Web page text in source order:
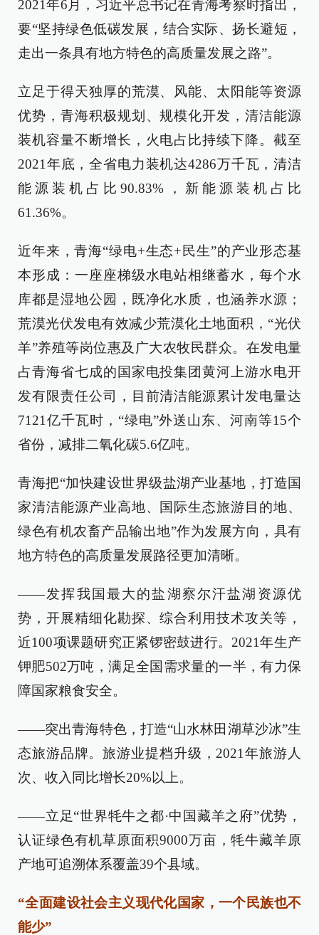
2021年6月，习近平总书记在青海考察时指出，
要“坚持绿色低碳发展，结合实际、扬长避短，
走出一条具有地方特色的高质量发展之路”。
立足于得天独厚的荒漠、风能、太阳能等资源
优势，青海积极规划、规模化开发，清洁能源
装机容量不断增长，火电占比持续下降。截至
2021年底，全省电力装机达4286万千瓦，清洁
能源装机占比90.83%，新能源装机占比
61.36%。
近年来，青海“绿电+生态+民生”的产业形态基
本形成：一座座梯级水电站相继蓄水，每个水
库都是湿地公园，既净化水质，也涵养水源；
荒漠光伏发电有效减少荒漠化土地面积，“光伏
羊”养殖等岗位惠及广大农牧民群众。在发电量
占青海省七成的国家电投集团黄河上游水电开
发有限责任公司，目前清洁能源累计发电量达
7121亿千瓦时，“绿电”外送山东、河南等15个
省份，减排二氧化碳5.6亿吨。
青海把“加快建设世界级盐湖产业基地，打造国
家清洁能源产业高地、国际生态旅游目的地、
绿色有机农畜产品输出地”作为发展方向，具有
地方特色的高质量发展路径更加清晰。
——发挥我国最大的盐湖察尔汗盐湖资源优
势，开展精细化勘探、综合利用技术攻关等，
近100项课题研究正紧锣密鼓进行。2021年生产
钾肥502万吨，满足全国需求量的一半，有力保
障国家粮食安全。
——突出青海特色，打造“山水林田湖草沙冰”生
态旅游品牌。旅游业提档升级，2021年旅游人
次、收入同比增长20%以上。
——立足“世界牦牛之都·中国藏羊之府”优势，
认证绿色有机草原面积9000万亩，牦牛藏羊原
产地可追溯体系覆盖39个县域。
“全面建设社会主义现代化国家，一个民族也不
能少”